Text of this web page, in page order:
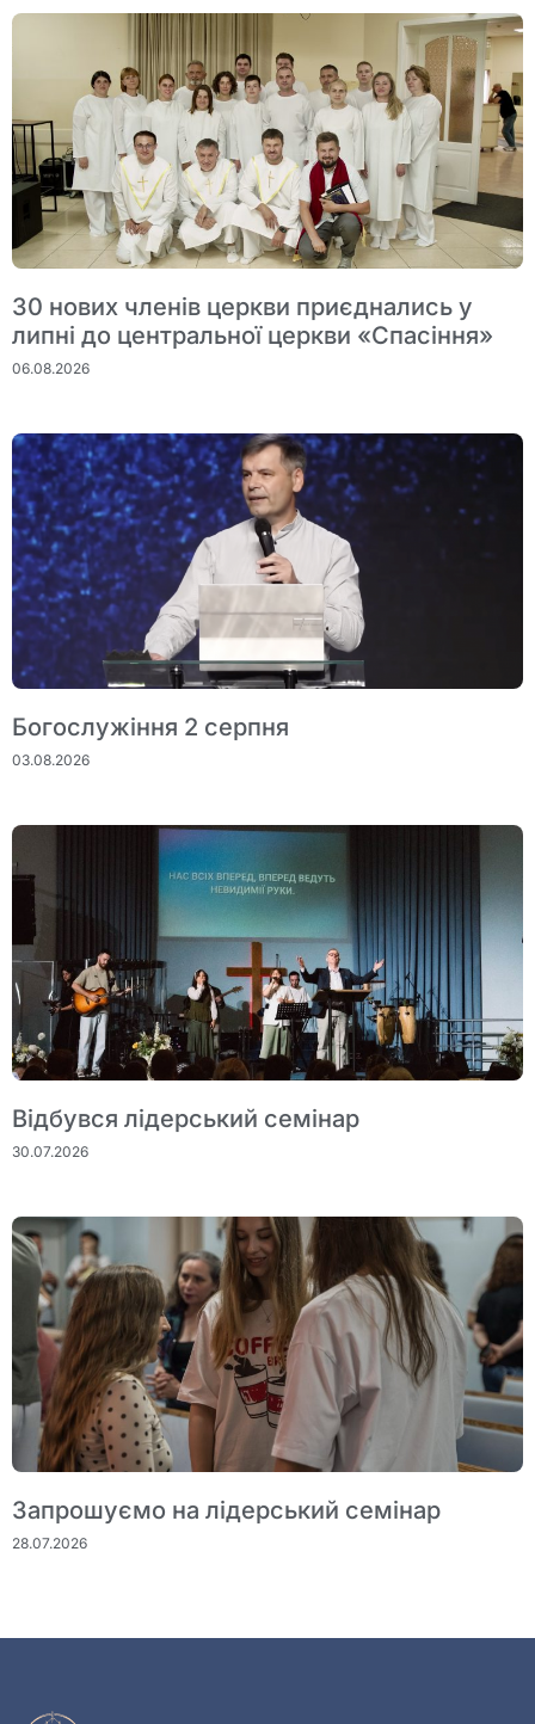
30 нових членів церкви приєднались у
липні до центральної церкви «Спасіння»
06.08.2026
Богослужіння 2 серпня
03.08.2026
Відбувся лідерський семінар
30.07.2026
Запрошуємо на лідерський семінар
28.07.2026